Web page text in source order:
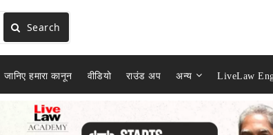
Search
जानिए हमारा कानून वीडियो राउंड अप अन्य LiveLaw